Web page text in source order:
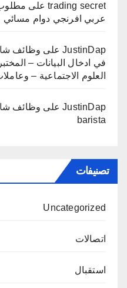
trading secretعلى
عربي افرنجي دوام مسائي
JustinDapعلى وظائف
في ادخال البيانات –
العلوم الاجتماعية –
JustinDapعلى وظائف
barista
تصنيفات
Uncategorized
اتصالات
استقبال